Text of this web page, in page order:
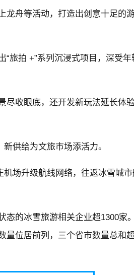
龙舟等活动，打造出创意十足的
旅拍 +”系列沉浸式项目，深受年
尽收眼底，还开发新玩法延长体
供给为文旅市场添活力。
机场升级航线网络，往返冰雪城
态的冰雪旅游相关企业超1300家
量位居前列，三个省市数量总和